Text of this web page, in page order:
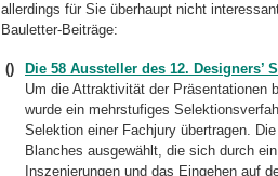
allerdings für Sie überhaupt nicht
Bauletter-Beiträge:
()
Die 58 Aussteller des 12. Designers’
Um die Attraktivität der Präsentationen
wurde ein mehrstufiges
Selektion einer Fachjury übertragen.
Blanches ausgewählt, die sich durch
Inszenierungen und das Eingehen auf